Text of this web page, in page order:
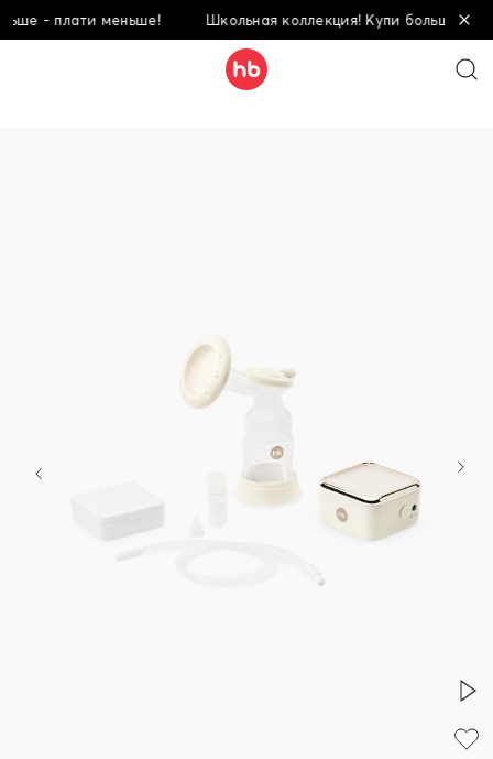
- плати меньше! Школьная коллекция! Купи больше - плати